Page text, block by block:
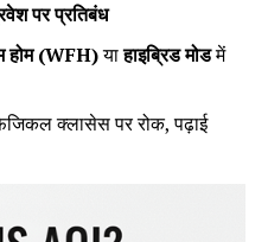
पर प्रतिबंध
होम (WFH)याहाइब्रिड मोडमें
क्लासेस पर रोक, पढ़ाई